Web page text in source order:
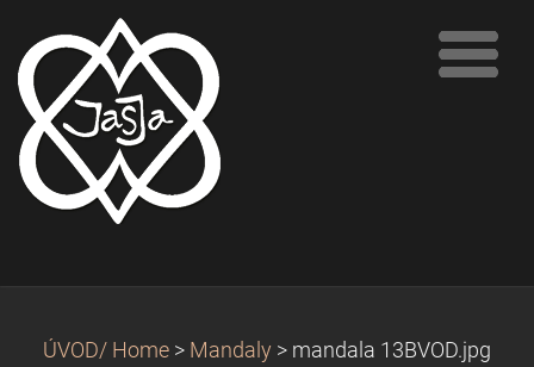
ÚVOD/ Home > Mandaly > mandala 13BVOD.jpg